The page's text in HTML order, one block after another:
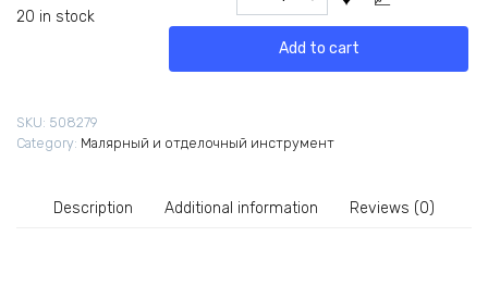
20 in stock
шлифовальная
35637-
мм
Add to cart
SKU: 508279
Category: Малярный и отделочный инструмент
Description Additional information Reviews (0)